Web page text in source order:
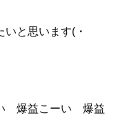
と思います(・
爆益こーい 爆益